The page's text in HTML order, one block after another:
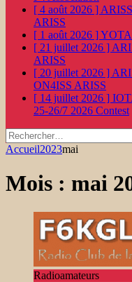
[ 4 août 2026 ]
ARISS
[ 1 août 2026 ]YOTA
[ 21 juillet 2026 ]
ARISS
[ 20 juillet 2026 ]
ON4ISS ARISS
[ 14 juillet 2026 ]
25-26/7 2026 Contest
Rechercher :
Accueil2023mai
Mois : mai
Radioamateurs